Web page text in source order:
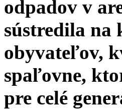
odpadov v
sústredila na
obyvateľov,
spaľovne,
pre celé